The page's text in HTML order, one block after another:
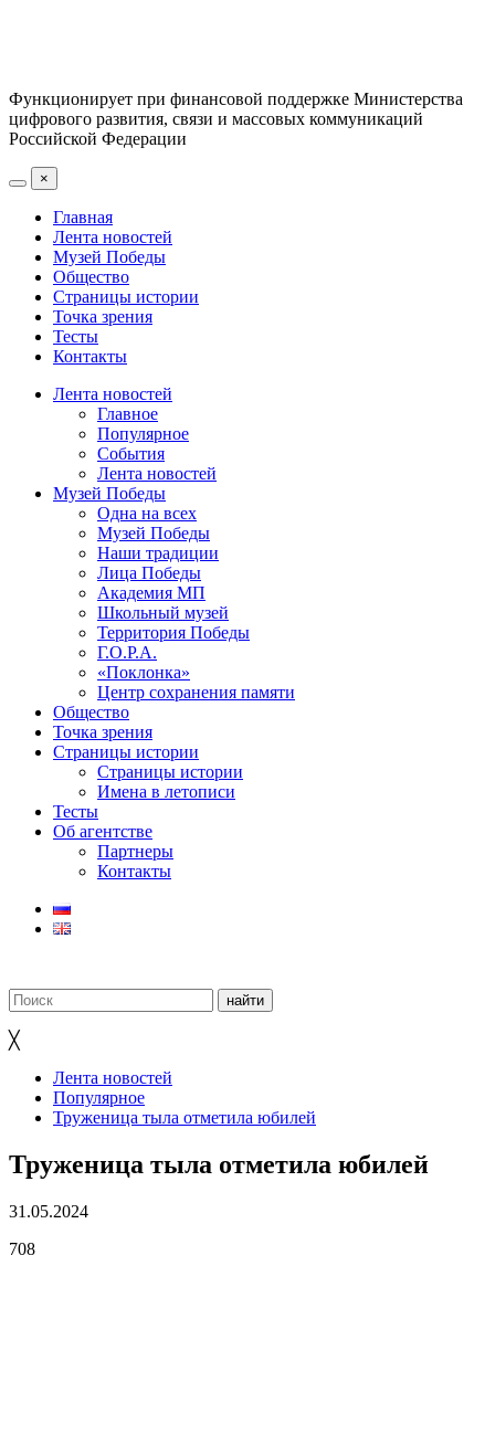
Функционирует при финансовой поддержке Министерства
цифрового развития, связи и массовых коммуникаций
Российской Федерации
×
Главная
Лента новостей
Музей Победы
Общество
Страницы истории
Точка зрения
Тесты
Контакты
Лента новостей
Главное
Популярное
События
Лента новостей
Музей Победы
Одна на всех
Музей Победы
Наши традиции
Лица Победы
Академия МП
Школьный музей
Территория Победы
Г.О.Р.А.
«Поклонка»
Центр сохранения памяти
Общество
Точка зрения
Страницы истории
Страницы истории
Имена в летописи
Тесты
Об агентстве
Партнеры
Контакты
╳
Лента новостей
Популярное
Труженица тыла отметила юбилей
Труженица тыла отметила юбилей
31.05.2024
708